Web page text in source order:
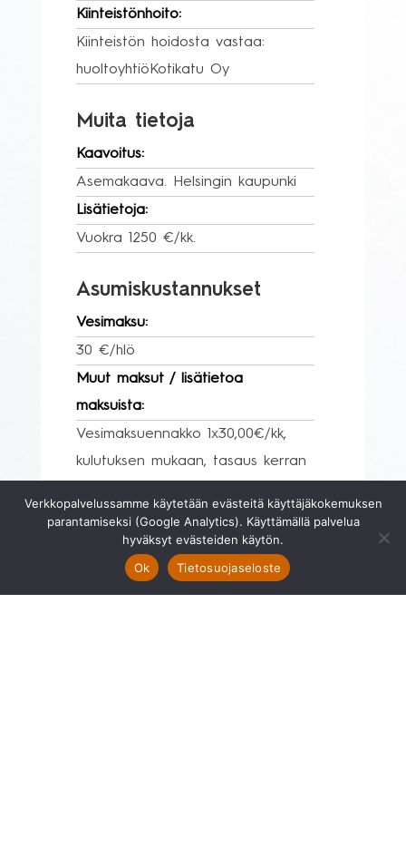
Kiinteistönhoito:
Kiinteistön hoidosta vastaa:
huoltoyhtiöKotikatu Oy
Muita tietoja
Kaavoitus:
Asemakaava. Helsingin kaupunki
Lisätietoja:
Vuokra 1250 €/kk.
Asumiskustannukset
Vesimaksu:
30 €/hlö
Muut maksut / lisätietoa
maksuista:
Vesimaksuennakko 1x30,00€/kk,
kulutuksen mukaan, tasaus kerran
vesimaksuennakon suuruuden
kerran vuodessa.
Hinta
Verkkopalvelussamme käytetään evästeitä käyttäjäkokemuksen
parantamiseksi (Google Analytics). Käyttämällä palvelua
hyväksyt evästeiden käytön.
Ok
Tietosuojaseloste